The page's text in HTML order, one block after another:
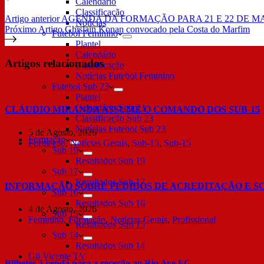
Classificação
Notícias
Futebol Feminino
Plantel
Calendário
Classificação
Notícias Futebol Feminino
Futebol Sub 23
Plantel
Calendário Sub 23
Classificação Sub 23
Notícias Futebol Sub 23
Formação
Sub 19
Resultados Sub 19
Sub 17
Resultados Sub 17
Sub 16
Resultados Sub 16
Sub 15
Resultados Sub 15
Sub 14
Resultados Sub 14
Gil Vicente TV
Artigo anteriorAGENDA DA FORMAÇÃO PARA 21 E 22 DE
Próximo Artigo Ghislain Konan convocado pela Costa do Marfim
Artigos relacionados
CLÁUDIO MIRANDA ASSUME O COMANDO DOS SUB-15
5 de Agosto, 2026
Formação,Notícias Gerais, Sub-15, Sub-15
INFORMAÇÃO SOBRE PEDIDOS DE ACREDITAÇÃO E
4 de Agosto, 2026
Feminino,Formação, Notícias Gerais, Profissional